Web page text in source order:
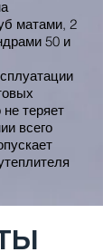
матами, 2
50 и
теряет
всего